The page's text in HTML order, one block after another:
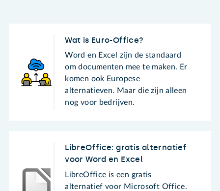
Wat is Euro-Office?
Word en Excel zijn de standaard
om documenten mee te maken. Er
komen ook Europese
alternatieven. Maar die zijn alleen
nog voor bedrijven.
LibreOffice: gratis alternatief
voor Word en Excel
LibreOffice is een gratis
alternatief voor Microsoft Office.